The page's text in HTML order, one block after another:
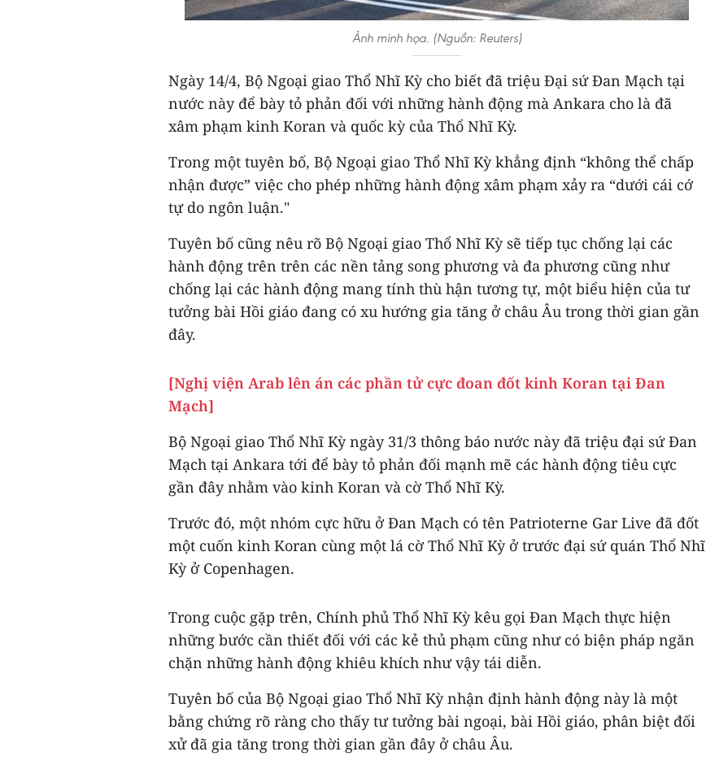
Ảnh minh họa. (Nguồn: Reuters)
Ngày 14/4, Bộ Ngoại giao Thổ Nhĩ Kỳ cho biết đã triệu Đại sứ Đan Mạch tại
nước này để bày tỏ phản đối với những hành động mà Ankara cho là đã
xâm phạm kinh Koran và quốc kỳ của Thổ Nhĩ Kỳ.
Trong một tuyên bố, Bộ Ngoại giao Thổ Nhĩ Kỳ khẳng định “không thể chấp
nhận được” việc cho phép những hành động xâm phạm xảy ra “dưới cái cớ
tự do ngôn luận."
Tuyên bố cũng nêu rõ Bộ Ngoại giao Thổ Nhĩ Kỳ sẽ tiếp tục chống lại các
hành động trên trên các nền tảng song phương và đa phương cũng như
chống lại các hành động mang tính thù hận tương tự, một biểu hiện của tư
tưởng bài Hồi giáo đang có xu hướng gia tăng ở châu Âu trong thời gian gần
đây.
[Nghị viện Arab lên án các phần tử cực đoan đốt kinh Koran tại Đan
Mạch]
Bộ Ngoại giao Thổ Nhĩ Kỳ ngày 31/3 thông báo nước này đã triệu đại sứ Đan
Mạch tại Ankara tới để bày tỏ phản đối mạnh mẽ các hành động tiêu cực
gần đây nhằm vào kinh Koran và cờ Thổ Nhĩ Kỳ.
Trước đó, một nhóm cực hữu ở Đan Mạch có tên Patrioterne Gar Live đã đốt
một cuốn kinh Koran cùng một lá cờ Thổ Nhĩ Kỳ ở trước đại sứ quán Thổ Nhĩ
Kỳ ở Copenhagen.
Trong cuộc gặp trên, Chính phủ Thổ Nhĩ Kỳ kêu gọi Đan Mạch thực hiện
những bước cần thiết đối với các kẻ thủ phạm cũng như có biện pháp ngăn
chặn những hành động khiêu khích như vậy tái diễn.
Tuyên bố của Bộ Ngoại giao Thổ Nhĩ Kỳ nhận định hành động này là một
bằng chứng rõ ràng cho thấy tư tưởng bài ngoại, bài Hồi giáo, phân biệt đối
xử đã gia tăng trong thời gian gần đây ở châu Âu.